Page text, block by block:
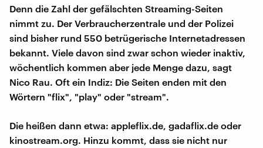
Denn die Zahl der gefälschten Streaming-Seiten
nimmt zu. Der Verbraucherzentrale und der Polizei
sind bisher rund 550 betrügerische Internetadressen
bekannt. Viele davon sind zwar schon wieder inaktiv,
wöchentlich kommen aber jede Menge dazu, sagt
Nico Rau. Oft ein Indiz: Die Seiten enden mit den
Wörtern "flix", "play" oder "stream".
Die heißen dann etwa: appleflix.de, gadaflix.de oder
kinostream.org. Hinzu kommt, dass sie nicht nur